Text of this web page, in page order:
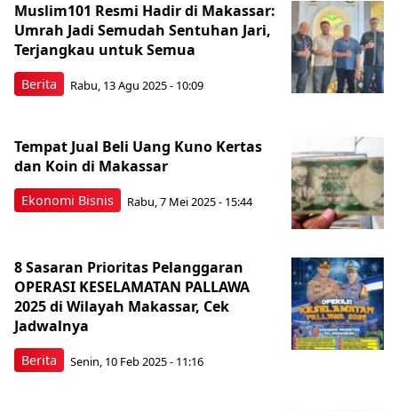
Berita
Muslim101 Resmi Hadir di Makassar:
Umrah Jadi Semudah Sentuhan Jari,
Terjangkau untuk Semua
Rabu, 13 Agu 2025 - 10:09
Ekonomi Bisnis
Tempat Jual Beli Uang Kuno Kertas
dan Koin di Makassar
Rabu, 7 Mei 2025 - 15:44
Berita
8 Sasaran Prioritas Pelanggaran
OPERASI KESELAMATAN PALLAWA
2025 di Wilayah Makassar, Cek
Jadwalnya
Senin, 10 Feb 2025 - 11:16